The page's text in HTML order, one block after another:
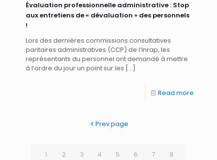
Évaluation professionnelle administrative : Stop
aux entretiens de « dévaluation » des personnels
!
Lors des dernières commissions consultatives
paritaires administratives (CCP) de l’Inrap, les
représentants du personnel ont demandé à mettre
à l’ordre du jour un point sur les […]
Read more
Prev page
1 2 3 4 5 6 7
8